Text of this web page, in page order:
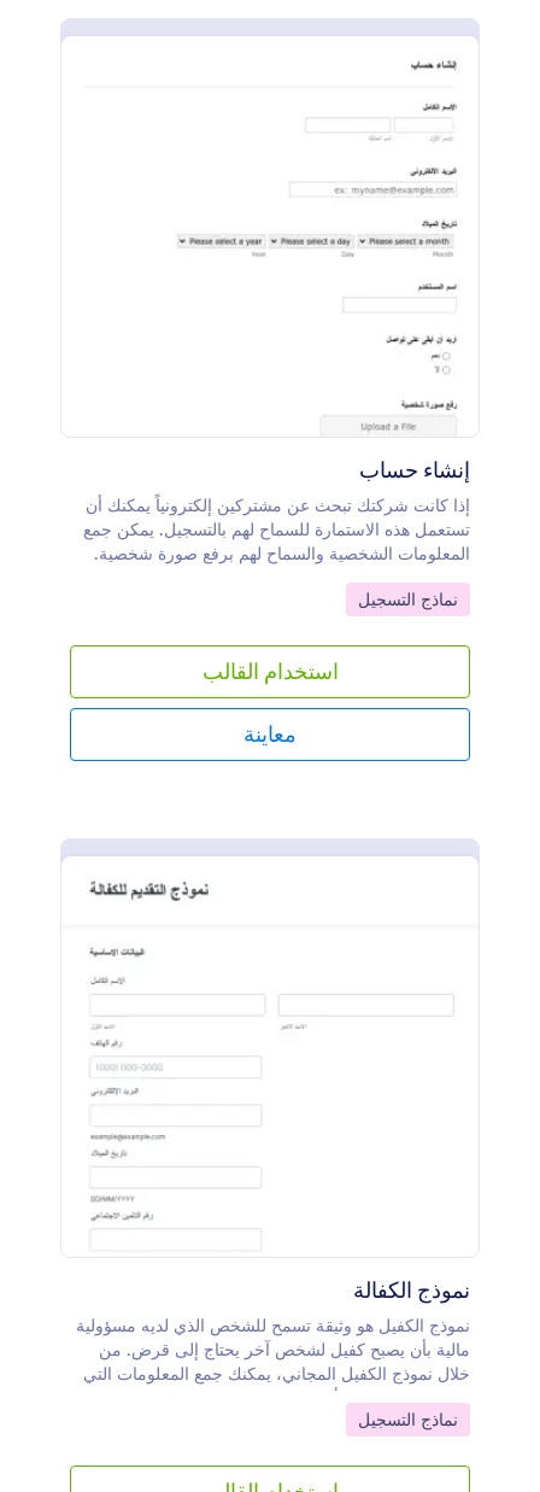
مدرستك بأسلوب مميز من خلال التصميم القابل للتخصيص
إنشاء حساب
إذا كانت شركتك تبحث عن مشتركين إلكترونياً يمكنك أن
تستعمل هذه الاستمارة للسماح لهم بالتسجيل. يمكن جمع
المعلومات الشخصية والسماح لهم برفع صورة شخصية.
Go to Category:
نماذج التسجيل
استخدام القالب
معاينة
نموذج الكفالة
نموذج الكفيل هو وثيقة تسمح للشخص الذي لديه مسؤولية
مالية بأن يصبح كفيل لشخص آخر يحتاج إلى قرض. من
خلال نموذج الكفيل المجاني، يمكنك جمع المعلومات التي
تحتاجها من الكفيل أو الموقع عن طريق نموذج اونلاين. ما
عليك سوى تخصيص الأسئلة لتناسب احتياجاتك، ثم تضمين
المحتمل، وابدأ في جمع الردود على الفور. إنه مثالي لأي
Go to Category:
نماذج التسجيل